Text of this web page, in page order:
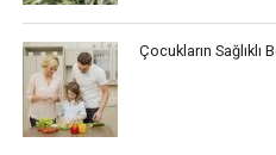
Çocukların Sağlıklı